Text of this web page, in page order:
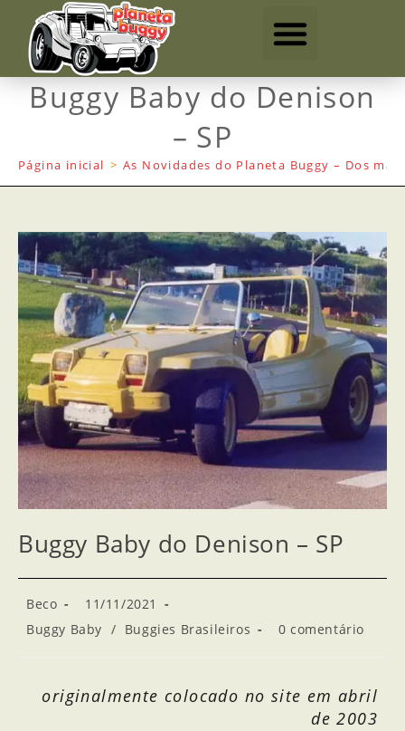
Buggy Baby do Denison
– SP
Página inicial > As Novidades do Planeta Buggy – Dos
Buggy Baby do Denison – SP
Beco
11/11/2021
Buggy Baby / Buggies Brasileiros 0 comentário
originalmente colocado no site em abril
de 2003